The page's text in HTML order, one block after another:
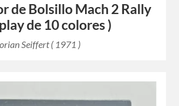
de Bolsillo Mach 2 Rally
de 10 colores )
Seiffert ( 1971 )